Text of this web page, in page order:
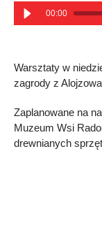
00:00
Warsztaty w
zagrody z
Zaplanowane na
Muzeum Wsi
drewnianych